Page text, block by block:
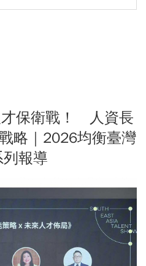
才保衛戰！ 人資長
略｜2026均衡臺灣
報導